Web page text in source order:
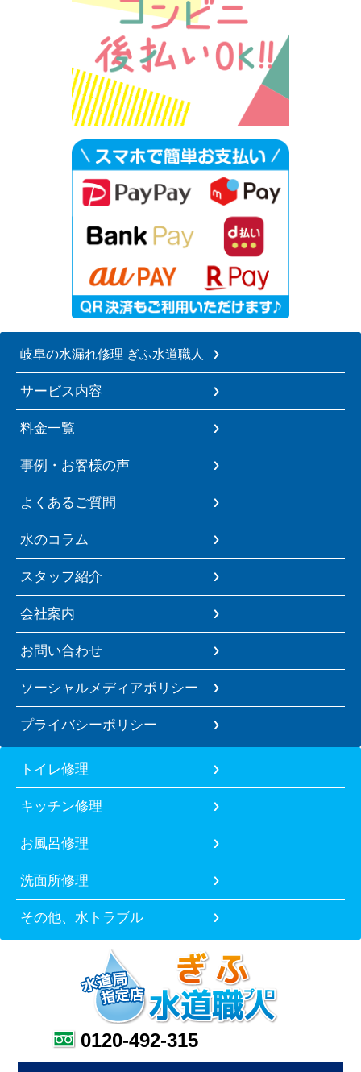
岐阜の水漏れ修理 ぎふ水道職人
サービス内容
料金一覧
事例・お客様の声
よくあるご質問
水のコラム
スタッフ紹介
会社案内
お問い合わせ
ソーシャルメディアポリシー
プライバシーポリシー
トイレ修理
キッチン修理
お風呂修理
洗面所修理
その他、水トラブル
0120-492-315